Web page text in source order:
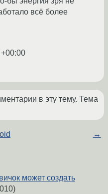
всё более
в эту тему. Тема
→
может создать